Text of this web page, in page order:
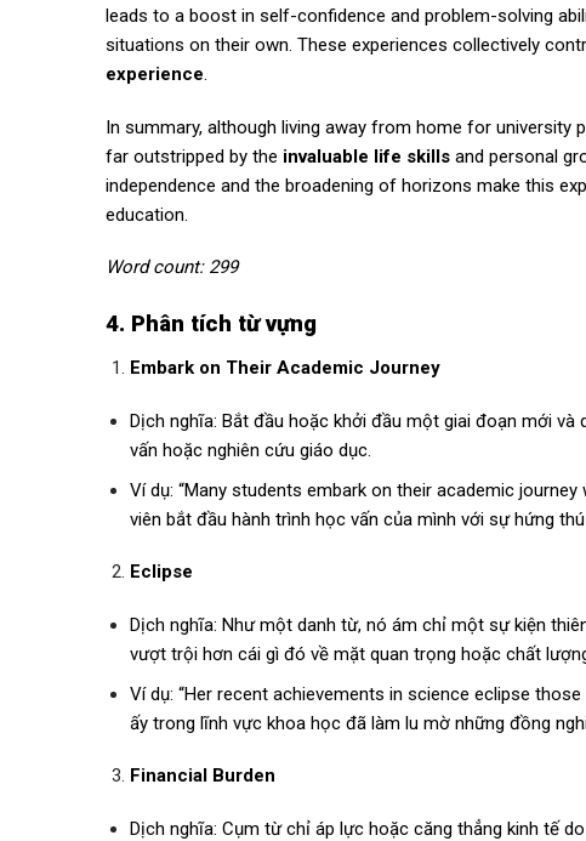
leads to a boost in self-confidence and problem-solving
situations on their own. These experiences collectively
experience.
In summary, although living away from home for university
far outstripped by the invaluable life skills and personal
independence and the broadening of horizons make this
education.
Word count: 299
4. Phân tích từ vựng
Embark on Their Academic Journey
Dịch nghĩa: Bắt đầu hoặc khởi đầu một giai đoạn mới
vấn hoặc nghiên cứu giáo dục.
Ví dụ: “Many students embark on their academic
viên bắt đầu hành trình học vấn của mình với sự hứng
Eclipse
Dịch nghĩa: Như một danh từ, nó ám chỉ một sự kiện
vượt trội hơn cái gì đó về mặt quan trọng hoặc chất
Ví dụ: “Her recent achievements in science eclipse
ấy trong lĩnh vực khoa học đã làm lu mờ những đồng
Financial Burden
Dịch nghĩa: Cụm từ chỉ áp lực hoặc căng thẳng kinh tế